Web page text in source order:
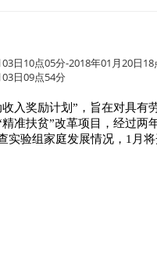
日10点05分-2018年01月20日18
日09点54分
入奖励计划”，旨在对具有
准扶贫”改革项目，经过两
实验组家庭发展情况，1月 将